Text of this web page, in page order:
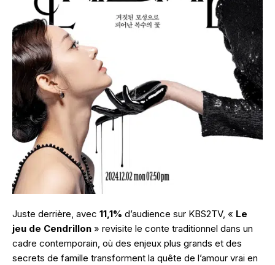
Juste derrière, avec 11,1% d’audience sur KBS2TV, « Le
jeu de Cendrillon » revisite le conte traditionnel dans un
cadre contemporain, où des enjeux plus grands et des
secrets de famille transforment la quête de l’amour vrai en